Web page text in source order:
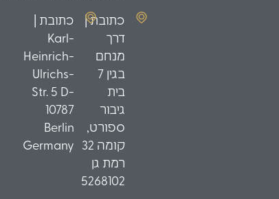
כתובת |
דרך
מנחם
בגין 7
בית
גיבור
ספורט,
קומה 32
רמת גן
5268102
כתובת |
Karl-
Heinrich-
Ulrichs-
Str. 5 D-
10787
Berlin
Germany